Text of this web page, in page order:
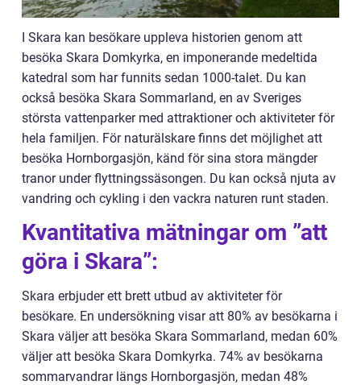
I Skara kan besökare uppleva historien genom att
besöka Skara Domkyrka, en imponerande medeltida
katedral som har funnits sedan 1000-talet. Du kan
också besöka Skara Sommarland, en av Sveriges
största vattenparker med attraktioner och aktiviteter för
hela familjen. För naturälskare finns det möjlighet att
besöka Hornborgasjön, känd för sina stora mängder
tranor under flyttningssäsongen. Du kan också njuta av
vandring och cykling i den vackra naturen runt staden.
Kvantitativa mätningar om ”att
göra i Skara”:
Skara erbjuder ett brett utbud av aktiviteter för
besökare. En undersökning visar att 80% av besökarna i
Skara väljer att besöka Skara Sommarland, medan 60%
väljer att besöka Skara Domkyrka. 74% av besökarna
sommarvandrar längs Hornborgasjön, medan 48%